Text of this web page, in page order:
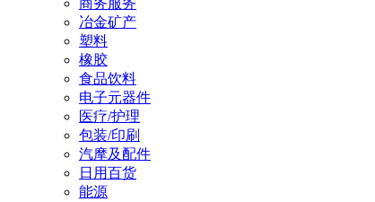
商务服务
冶金矿产
塑料
橡胶
食品饮料
电子元器件
医疗/护理
包装/印刷
汽摩及配件
日用百货
能源